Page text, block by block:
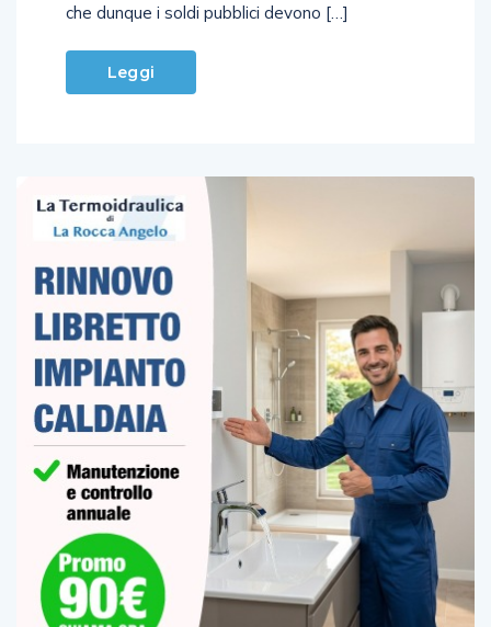
che dunque i soldi pubblici devono […]
Leggi